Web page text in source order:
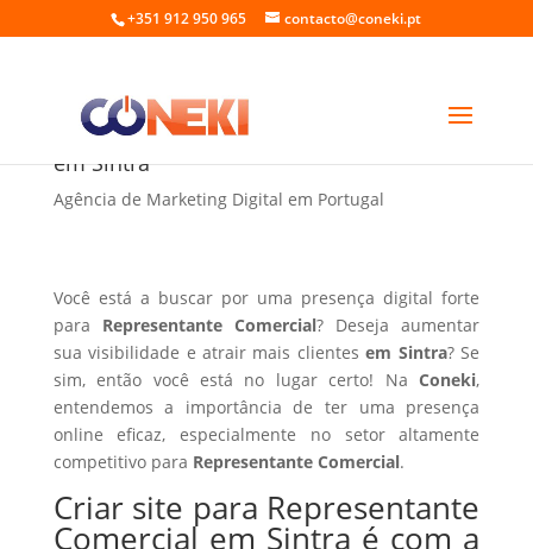
+351 912 950 965 contacto@coneki.pt
Criar site para Representante Comercial
em Sintra
Agência de Marketing Digital em Portugal
Você está a buscar por uma presença digital forte
para Representante Comercial? Deseja aumentar
sua visibilidade e atrair mais clientesem Sintra? Se
sim, então você está no lugar certo! NaConeki,
entendemos a importância de ter uma presença
online eficaz, especialmente no setor altamente
competitivo para Representante Comercial.
Criar site para Representante
Comercial em Sintra é com a